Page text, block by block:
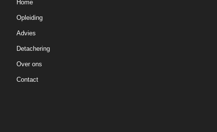
Home
Opleiding
Advies
Detachering
Over ons
Contact